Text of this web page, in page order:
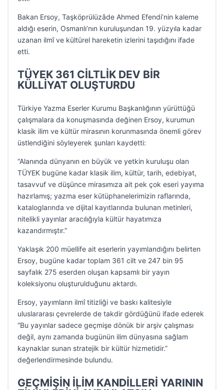
Bakan Ersoy, Taşköprülüzâde Ahmed Efendi’nin kaleme
aldığı eserin, Osmanlı’nın kuruluşundan 19. yüzyıla kadar
uzanan ilmî ve kültürel hareketin izlerini taşıdığını ifade
etti.
TÜYEK 361 CİLTLİK DEV BİR
KÜLLİYAT OLUŞTURDU
Türkiye Yazma Eserler Kurumu Başkanlığının yürüttüğü
çalışmalara da konuşmasında değinen Ersoy, kurumun
klasik ilim ve kültür mirasının korunmasında önemli görev
üstlendiğini söyleyerek şunları kaydetti:
“Alanında dünyanın en büyük ve yetkin kuruluşu olan
TÜYEK bugüne kadar klasik ilim, kültür, tarih, edebiyat,
tasavvuf ve düşünce mirasımıza ait pek çok eseri yayıma
hazırlamış; yazma eser kütüphanelerimizin raflarında,
kataloglarında ve dijital kayıtlarında bulunan metinleri,
nitelikli yayınlar aracılığıyla kültür hayatımıza
kazandırmıştır.”
Yaklaşık 200 müellife ait eserlerin yayımlandığını belirten
Ersoy, bugüne kadar toplam 361 cilt ve 247 bin 95
sayfalık 275 eserden oluşan kapsamlı bir yayın
koleksiyonu oluşturulduğunu aktardı.
Ersoy, yayımların ilmî titizliği ve baskı kalitesiyle
uluslararası çevrelerde de takdir gördüğünü ifade ederek
“Bu yayınlar sadece geçmişe dönük bir arşiv çalışması
değil, aynı zamanda bugünün ilim dünyasına sağlam
kaynaklar sunan stratejik bir kültür hizmetidir.”
değerlendirmesinde bulundu.
GEÇMİŞİN İLİM KANDİLLERİ YARININ